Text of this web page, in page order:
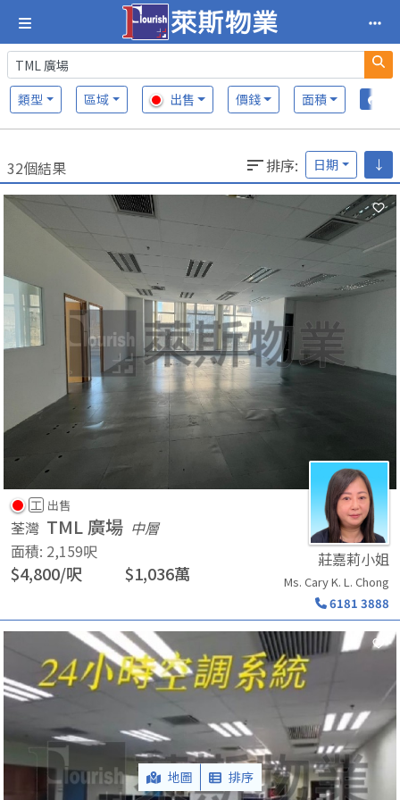
類型 區域 出售 價錢 面積
32個結果 排序: 日期 ↓
工 出售
荃灣 TML 廣場 中層
面積: 2,159呎
$4,800/呎 $1,036萬
莊嘉莉小姐
Ms. Cary K. L. Chong
6181 3888
地圖 排序